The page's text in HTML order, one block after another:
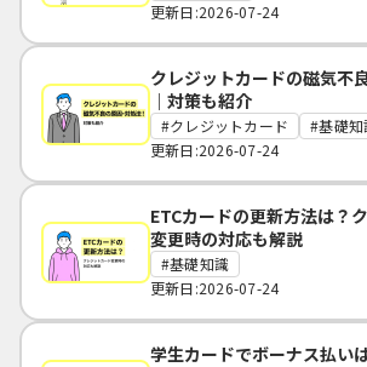
更新日:2026-07-24
クレジットカードの磁気不
｜対策も紹介
クレジットカード
基礎知
更新日:2026-07-24
ETCカードの更新方法は？
変更時の対応も解説
基礎知識
更新日:2026-07-24
学生カードでボーナス払い